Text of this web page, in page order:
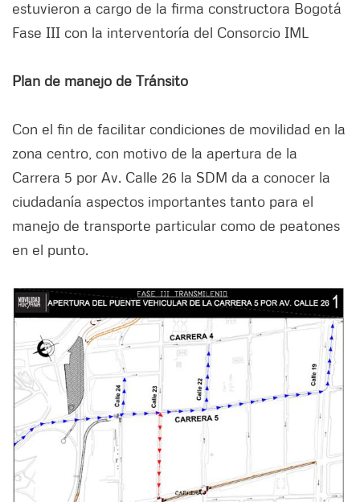
estuvieron a cargo de la firma constructora Bogotá
Fase III con la interventoría del Consorcio IML
Plan de manejo de Tránsito
Con el fin de facilitar condiciones de movilidad en la
zona centro, con motivo de la apertura de la
Carrera 5 por Av. Calle 26 la SDM da a conocer la
ciudadanía aspectos importantes tanto para el
manejo de transporte particular como de peatones
en el punto.